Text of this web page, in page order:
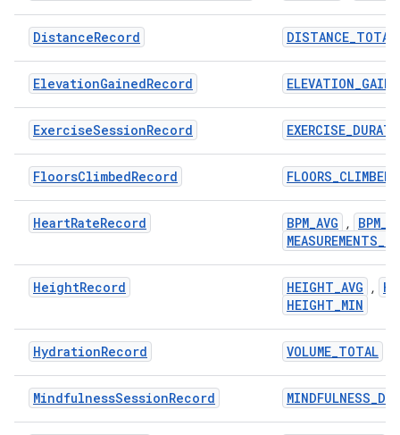
DistanceRecord DISTANCE_TOTAL
ElevationGainedRecord
ExerciseSessionRecord
FloorsClimbedRecord
HeartRateRecord BPM_AVG ,
HeightRecord HEIGHT_AVG ,
HEIGHT_MIN
HydrationRecord VOLUME_TOTAL
MindfulnessSessionRecord